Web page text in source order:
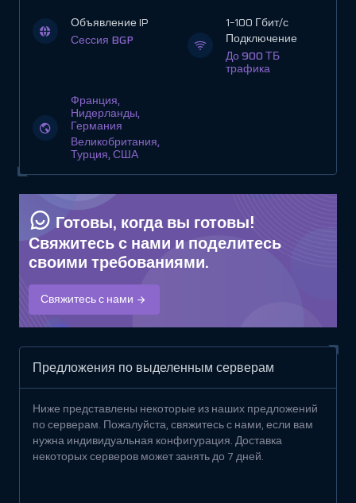
Объявление IP
Сессия BGP
1–100 Гбит/с
Подключение
До 900 ТБ
трафика
Франция,
Нидерланды,
Германия
Великобритания,
Турция, США
Готовы, когда вы готовы!
Свяжитесь с нами и поделитесь
своими требованиями.
Свяжитесь с нами
Предложения по выделенным серверам
Ниже представлены некоторые из наших предложений
по серверам. Пожалуйста, свяжитесь с нами, если вам
нужна индивидуальная конфигурация. Доставка
некоторых серверов может занять до 7 дней.